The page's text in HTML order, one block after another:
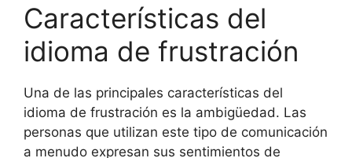
Características del
idioma de frustración
Una de las principales características del
idioma de frustración es la ambigüedad. Las
personas que utilizan este tipo de comunicación
a menudo expresan sus sentimientos de